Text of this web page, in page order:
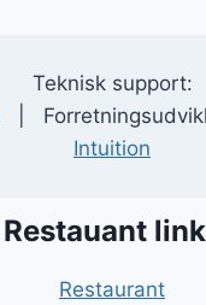
Teknisk support:
|
Intuition
Restauant
Restaurant